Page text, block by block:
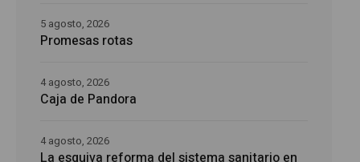
Promesas rotas
5 agosto, 2026
Caja de Pandora
4 agosto, 2026
4 agosto, 2026